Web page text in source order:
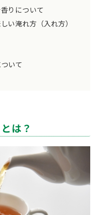
りについて
い淹れ方（入れ方）
いて
は？